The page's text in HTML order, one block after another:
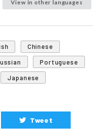
View in other languages
Chinese
Portuguese
Japanese
Tweet